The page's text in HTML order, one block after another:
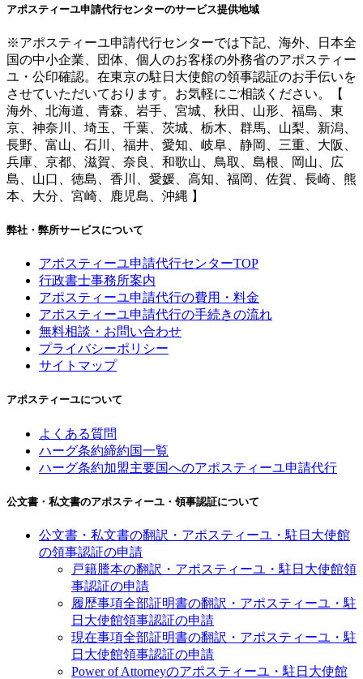
アポスティーユ申請代行センターのサービス提供地域
※アポスティーユ申請代行センターでは下記、海外、日本全
国の中小企業、団体、個人のお客様の外務省のアポスティー
ユ・公印確認。在東京の駐日大使館の領事認証のお手伝いを
させていただいております。お気軽にご相談ください。【
海外、北海道、青森、岩手、宮城、秋田、山形、福島、東
京、神奈川、埼玉、千葉、茨城、栃木、群馬、山梨、新潟、
長野、富山、石川、福井、愛知、岐阜、静岡、三重、大阪、
兵庫、京都、滋賀、奈良、和歌山、鳥取、島根、岡山、広
島、山口、徳島、香川、愛媛、高知、福岡、佐賀、長崎、熊
本、大分、宮崎、鹿児島、沖縄 】
弊社・弊所サービスについて
アポスティーユ申請代行センターTOP
行政書士事務所案内
アポスティーユ申請代行の費用・料金
アポスティーユ申請代行の手続きの流れ
無料相談・お問い合わせ
プライバシーポリシー
サイトマップ
アポスティーユについて
よくある質問
ハーグ条約締約国一覧
ハーグ条約加盟主要国へのアポスティーユ申請代行
公文書・私文書のアポスティーユ・領事認証について
公文書・私文書の翻訳・アポスティーユ・駐日大使館
の領事認証の申請
戸籍謄本の翻訳・アポスティーユ・駐日大使館領
事認証の申請
履歴事項全部証明書の翻訳・アポスティーユ・駐
日大使館領事認証の申請
現在事項全部証明書の翻訳・アポスティーユ・駐
日大使館領事認証の申請
Power of Attorneyのアポスティーユ・駐日大使館